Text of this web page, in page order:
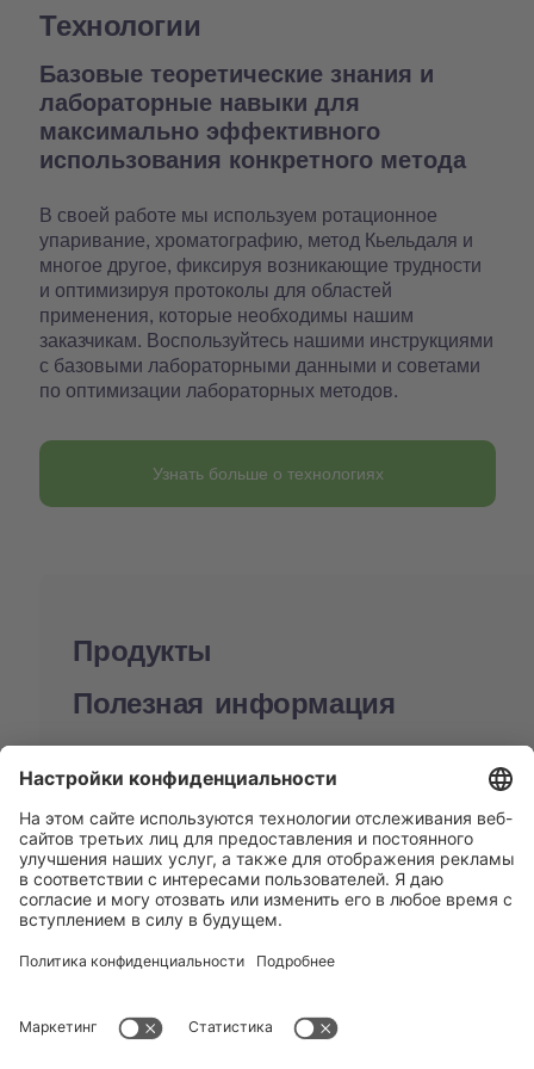
Технологии
Базовые теоретические знания и
лабораторные навыки для
максимально эффективного
использования конкретного метода
В своей работе мы используем ротационное
упаривание, хроматографию, метод Кьельдаля и
многое другое, фиксируя возникающие трудности
и оптимизируя протоколы для областей
применения, которые необходимы нашим
заказчикам. Воспользуйтесь нашими инструкциями
с базовыми лабораторными данными и советами
по оптимизации лабораторных методов.
Узнать больше о технологиях
Продукты
Полезная информация
BUCHI World
Поддержка
Shop
Contact us
Быстрые ссылки